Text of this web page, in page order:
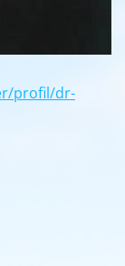
profil/dr-